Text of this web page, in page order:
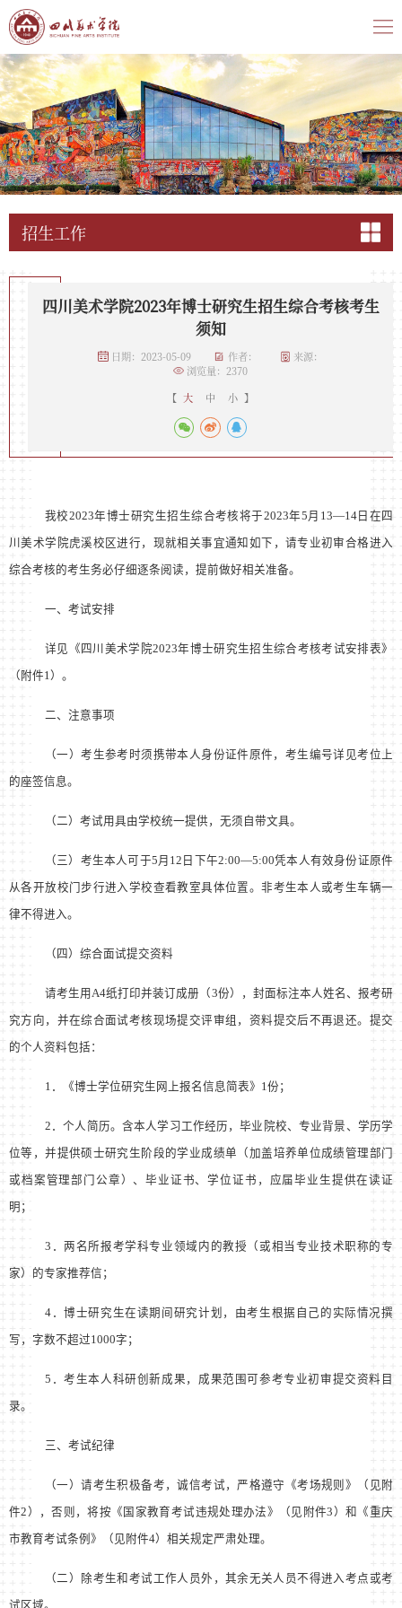
招生工作
四川美术学院2023年博士研究生招生综合考核考生
须知
日期：2023-05-09 作者：
来源：
浏览量：2370
【 大 中 小 】
我校2023年博士研究生招生综合考核将于2023年5月 13—14日在四
川美术学院虎溪校区进行，现就相关事宜通知如下，请专业初审合格进入
综合考核的考生务必仔细逐条阅读，提前做好相关准备。
一、考试安排
详见《四川美术学院2023年博士研究生招生综合考核考试安排表》
（附件1）。
二、注意事项
（一）考生参考时须携带本人身份证件原件，考生编号详见考位上
的座签信息。
（二）考试用具由学校统一提供，无须自带文具。
（三）考生本人可于5月 12 日下午2:00—5:00凭本人有效身份证原件
从各开放校门步行进入学校查看教室具体位置。非考生本人或考生车辆一
律不得进入。
（四）综合面试提交资料
请考生用A4纸打印并装订成册（3份），封面标注本人姓名、报考研
究方向，并在综合面试考核现场提交评审组，资料提交后不再退还。提交
的个人资料包括：
1 ．《博士学位研究生网上报名信息简表》 1份；
2 ．个人简历。含本人学习工作经历，毕业院校、专业背景、学历学
位等，并提供硕士研究生阶段的学业成绩单（加盖培养单位成绩管理部门
或档案管理部门公章）、毕业证书、学位证书，应届毕业生提供在读证
明；
3 ．两名所报考学科专业领域内的教授（或相当专业技术职称的专
家）的专家推荐信；
4 ．博士研究生在读期间研究计划，由考生根据自己的实际情况撰
写，字数不超过1000字；
5 ．考生本人科研创新成果，成果范围可参考专业初审提交资料目
录。
三、考试纪律
（一）请考生积极备考，诚信考试，严格遵守《考场规则》（见附
件2 ），否则，将按《国家教育考试违规处理办法》（见附件3 ）和《重庆
市教育考试条例》（见附件4）相关规定严肃处理。
（二）除考生和考试工作人员外，其余无关人员不得进入考点或考
试区域。